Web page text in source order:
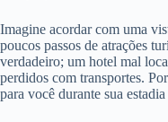
Imagine acordar com uma
poucos passos de atrações
verdadeiro; um hotel mal
perdidos com transportes.
para você durante sua